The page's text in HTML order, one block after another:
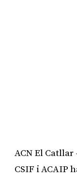
ACN El
CSIF i ACAIP